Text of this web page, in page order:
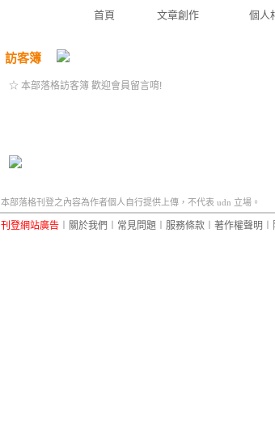
首頁 文章創作 個人
訪客簿
☆ 本部落格訪客簿 歡迎會員留言唷!
本部落格刊登之內容為作者個人自行提供上傳，不代表 udn 立場。
刊登網站廣告 關於我們 常見問題 服務條款 著作權聲明